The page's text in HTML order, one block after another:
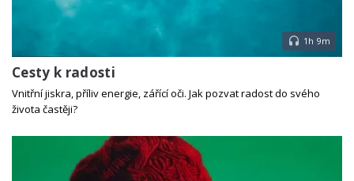
1h 9m
Cesty k radosti
Vnitřní jiskra, příliv energie, zářící oči. Jak pozvat radost do svého
života častěji?